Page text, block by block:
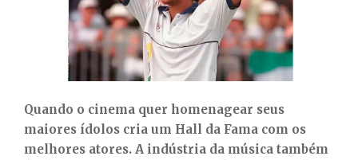
Quando o cinema quer homenagear seus
maiores ídolos cria um Hall da Fama com os
melhores atores. A indústria da música também